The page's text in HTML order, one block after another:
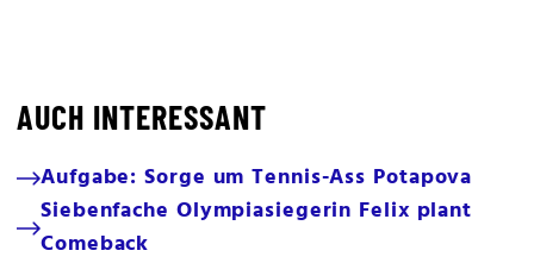
AUCH INTERESSANT
Aufgabe: Sorge um Tennis-Ass Potapova
Siebenfache Olympiasiegerin Felix plant
Comeback